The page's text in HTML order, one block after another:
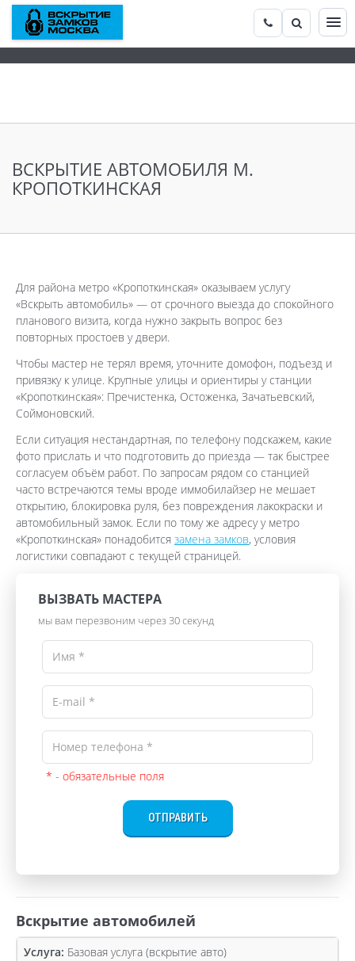
ВСКРЫТИЕ АВТОМОБИЛЯ М.
КРОПОТКИНСКАЯ
Для района метро «Кропоткинская» оказываем услугу
«Вскрыть автомобиль» — от срочного выезда до спокойного
планового визита, когда нужно закрыть вопрос без
повторных простоев у двери.
Чтобы мастер не терял время, уточните домофон, подъезд и
привязку к улице. Крупные улицы и ориентиры у станции
«Кропоткинская»: Пречистенка, Остоженка, Зачатьевский,
Соймоновский.
Если ситуация нестандартная, по телефону подскажем, какие
фото прислать и что подготовить до приезда — так быстрее
согласуем объём работ. По запросам рядом со станцией
часто встречаются темы вроде иммобилайзер не мешает
открытию, блокировка руля, без повреждения лакокраски и
автомобильный замок. Если по тому же адресу у метро
«Кропоткинская» понадобится замена замков, условия
логистики совпадают с текущей страницей.
ВЫЗВАТЬ МАСТЕРА
мы вам перезвоним через 30 секунд
* - обязательные поля
ОТПРАВИТЬ
Вскрытие автомобилей
Базовая услуга (вскрытие авто)